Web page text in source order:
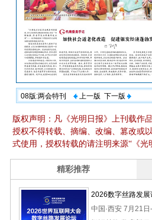
08版:两会特刊 上一版 下一版
版权声明：凡《光明日报》上刊载作
授权不得转载、摘编、改编、篡改或
式使用，授权转载的请注明来源“《光